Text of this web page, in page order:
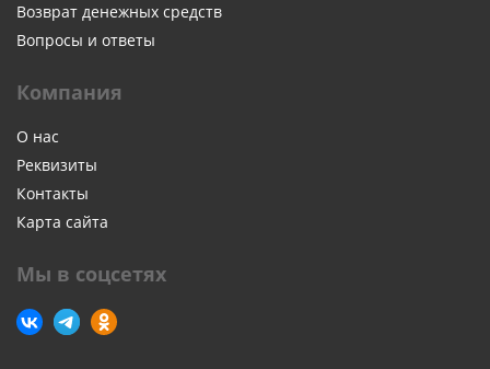
Возврат денежных средств
Вопросы и ответы
Компания
О нас
Реквизиты
Контакты
Карта сайта
Мы в соцсетях